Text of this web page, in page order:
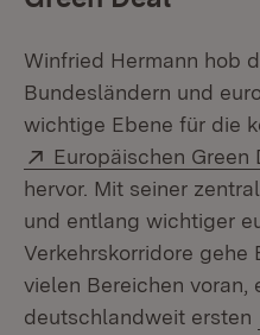
Winfried Hermann hob
Bundesländern und
wichtige Ebene für die
Extern:
Europäischen Green
hervor. Mit seiner
und entlang wichtiger
Verkehrskorridore
vielen Bereichen voran,
deutschlandweit ersten